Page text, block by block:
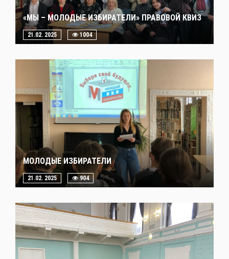
«МЫ – МОЛОДЫЕ ИЗБИРАТЕЛИ» ПРАВОВОЙ КВИЗ
21.02. 2025 1004
МОЛОДЫЕ ИЗБИРАТЕЛИ
21.02. 2025 904